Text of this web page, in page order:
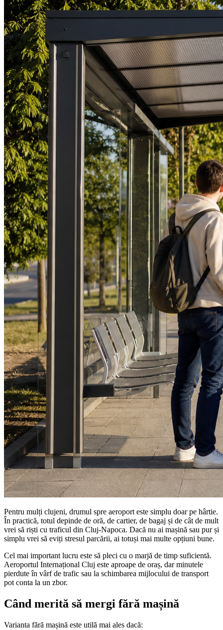
Pentru mulți clujeni, drumul spre aeroport este simplu doar pe hârtie.
În practică, totul depinde de oră, de cartier, de bagaj și de cât de mult
vrei să riști cu traficul din Cluj-Napoca. Dacă nu ai mașină sau pur și
simplu vrei să eviți stresul parcării, ai totuși mai multe opțiuni bune.
Cel mai important lucru este să pleci cu o marjă de timp suficientă.
Aeroportul Internațional Cluj este aproape de oraș, dar minutele
pierdute în vârf de trafic sau la schimbarea mijlocului de transport
pot conta la un zbor.
Când merită să mergi fără mașină
Varianta fără mașină este utilă mai ales dacă: